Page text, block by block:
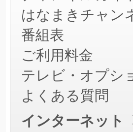
はなまきチャン
番組表
ご利用料金
テレビ・オプシ
よくある質問
インターネット